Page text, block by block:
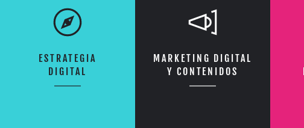
ESTRATEGIA
DIGITAL
MARKETING DIGITAL
Y CONTENIDOS